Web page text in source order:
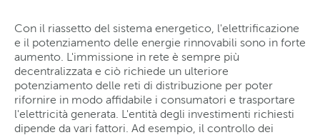
Con il riassetto del sistema energetico, l'elettrificazione
e il potenziamento delle energie rinnovabili sono in forte
aumento. L'immissione in rete è sempre più
decentralizzata e ciò richiede un ulteriore
potenziamento delle reti di distribuzione per poter
rifornire in modo affidabile i consumatori e trasportare
l'elettricità generata. L'entità degli investimenti richiesti
dipende da vari fattori. Ad esempio, il controllo dei